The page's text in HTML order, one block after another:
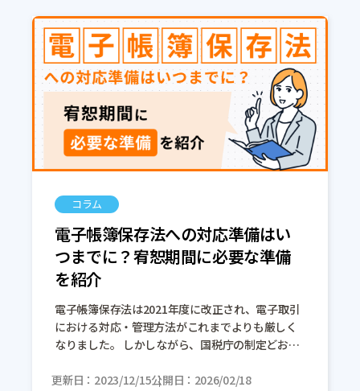
コラム
電子帳簿保存法への対応準備はい
つまでに？宥恕期間に必要な準備
を紹介
電子帳簿保存法は2021年度に改正され、電子取引
における対応・管理方法がこれまでよりも厳しく
なりました。 しかしながら、国税庁の制定どおり
電子取引に関わる書類の保管方法をきちん […]
更新日 2023/12/15公開日 2026/02/18